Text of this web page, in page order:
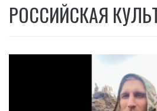
РОССИЙСКАЯ